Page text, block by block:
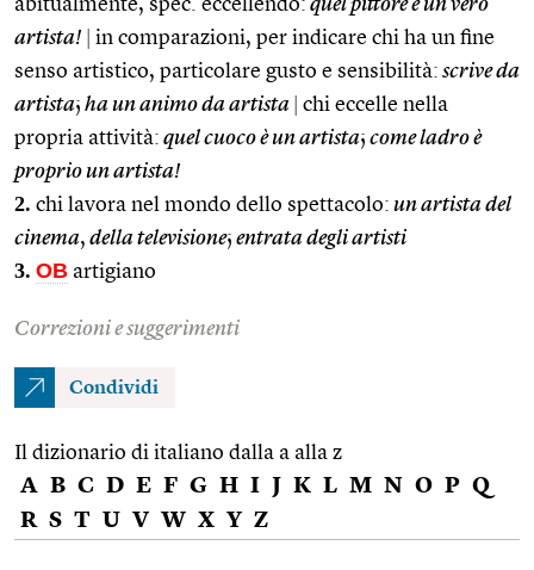
artista!
in comparazioni, per indicare chi ha un fine
senso artistico, particolare gusto e sensibilità: scrive da
artista; ha un animo da artista
chi eccelle nella
propria attività: quel cuoco è un artista; come ladro è
proprio un artista!
2. chi lavora nel mondo dello spettacolo: un artista del
cinema, della televisione; entrata degli artisti
3. OB artigiano
Correzioni e suggerimenti
Condividi
Il dizionario di italiano dalla a alla z
A B C D E F G H I J K L M N O P Q
R S T U V W X Y Z